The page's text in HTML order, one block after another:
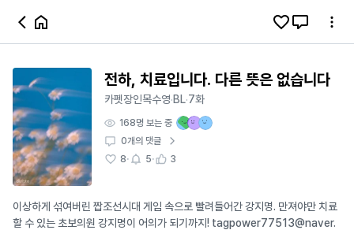
전하, 치료입니다. 다른 뜻은 없습니다
카펫장인목수영·BL·7화
168명 보는 중
0개의 댓글
8· 5· 3
이상하게 섞여버린 짭조선시대 게임 속으로 빨려들어간 강지명. 만져야만 치료
할 수 있는 초보의원 강지명이 어의가 되기까지! tagpower77513@naver.